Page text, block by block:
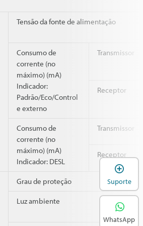
Tensão da fonte de alimentação
Consumo de
corrente (no
máximo) (mA)
Indicador:
Padrão/Eco/Control
e externo
Transmissor
Receptor
Consumo de
corrente (no
máximo) (mA)
Indicador: DESL
Transmissor
Receptor
Grau de proteção
Luz ambiente
Suporte
WhatsApp